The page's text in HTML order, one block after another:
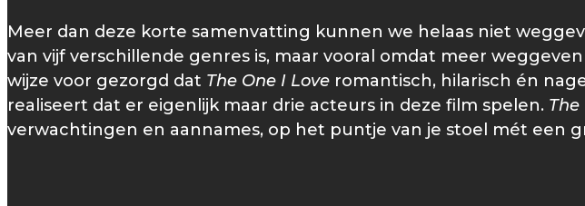
Meer dan deze korte samenvatting kunnen we helaas niet
van vijf verschillende genres is, maar vooral omdat meer
wijze voor gezorgd dat The One I Love romantisch, hilarisch én
realiseert dat er eigenlijk maar drie acteurs in deze film spelen. The
verwachtingen en aannames, op het puntje van je stoel mét een